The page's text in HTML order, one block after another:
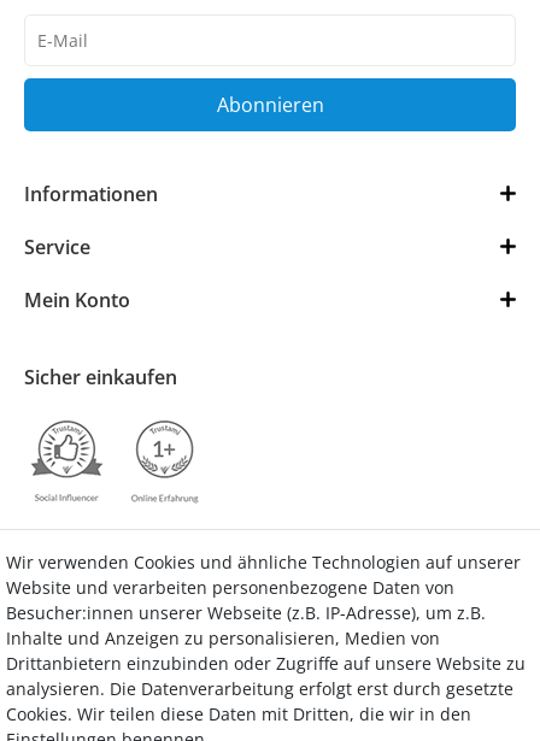
Honig
Abonnieren
Informationen
Service
Mein Konto
Sicher einkaufen
Vertrag widerrufen Kontakt
Bezahlung
Wir verwenden Cookies und ähnliche Technologien auf unserer
Website und verarbeiten personenbezogene Daten von
Besucher:innen unserer Webseite (z.B. IP-Adresse), um z.B.
Inhalte und Anzeigen zu personalisieren, Medien von
Drittanbietern einzubinden oder Zugriffe auf unsere Website zu
analysieren. Die Datenverarbeitung erfolgt erst durch gesetzte
Cookies. Wir teilen diese Daten mit Dritten, die wir in den